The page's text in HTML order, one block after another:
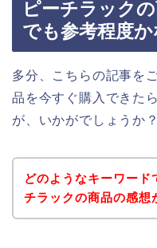
ピーチラック
でも参考程度か
多分、こちらの記事を
品を今すぐ購入できた
が、いかがでしょうか
どのようなキーワード
チラックの商品の感想